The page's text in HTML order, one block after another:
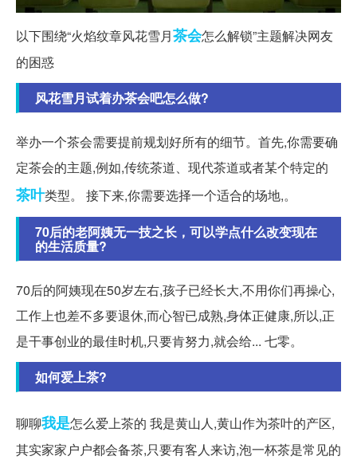
以下围绕“火焰纹章风花雪月茶会怎么解锁”主题解决网友
的困惑
风花雪月试着办茶会吧怎么做?
举办一个茶会需要提前规划好所有的细节。首先,你需要确
定茶会的主题,例如,传统茶道、现代茶道或者某个特定的
茶叶类型。 接下来,你需要选择一个适合的场地,。
70后的老阿姨无一技之长，可以学点什么改变现在
的生活质量?
70后的阿姨现在50岁左右,孩子已经长大,不用你们再操心,
工作上也差不多要退休,而心智已成熟,身体正健康,所以,正
是干事创业的最佳时机,只要肯努力,就会给... 七零。
如何爱上茶?
聊聊我是怎么爱上茶的 我是黄山人,黄山作为茶叶的产区,
其实家家户户都会备茶,只要有客人来访,泡一杯茶是常见的